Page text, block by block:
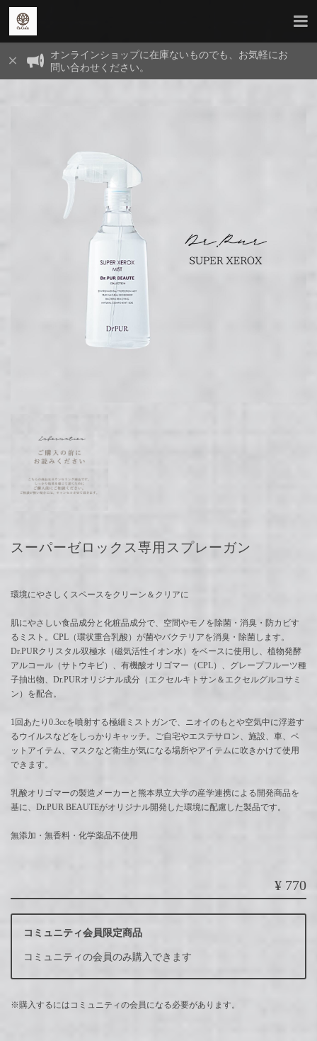
オンラインショップに在庫ないものでも、お気軽にお
問い合わせください。
スーパーゼロックス専用スプレーガン
環境にやさしくスペースをクリーン＆クリアに
肌にやさしい食品成分と化粧品成分で、空間やモノを除菌・消臭・防カビす
るミスト。CPL（環状重合乳酸）が菌やバクテリアを消臭・除菌します。
Dr.PURクリスタル双極水（磁気活性イオン水）をベースに使用し、植物発酵
アルコール（サトウキビ）、有機酸オリゴマー（CPL）、グレープフルーツ種
子抽出物、Dr.PURオリジナル成分（エクセルキトサン＆エクセルグルコサミ
ン）を配合。
1回あたり0.3ccを噴射する極細ミストガンで、ニオイのもとや空気中に浮遊す
るウイルスなどをしっかりキャッチ。ご自宅やエステサロン、施設、車、ペ
ットアイテム、マスクなど衛生が気になる場所やアイテムに吹きかけて使用
できます。
乳酸オリゴマーの製造メーカーと熊本県立大学の産学連携による開発商品を
基に、Dr.PUR BEAUTEがオリジナル開発した環境に配慮した製品です。
無添加・無香料・化学薬品不使用
¥770
コミュニティ会員限定商品
コミュニティの会員のみ購入できます
※購入するにはコミュニティの会員になる必要があります。